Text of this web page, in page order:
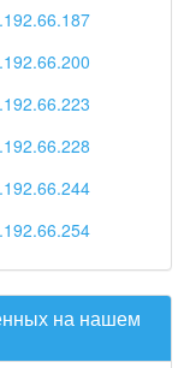
на нашем